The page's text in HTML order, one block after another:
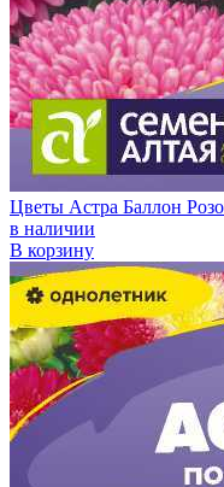
Цветы Астра Баллон
в наличии
В корзину